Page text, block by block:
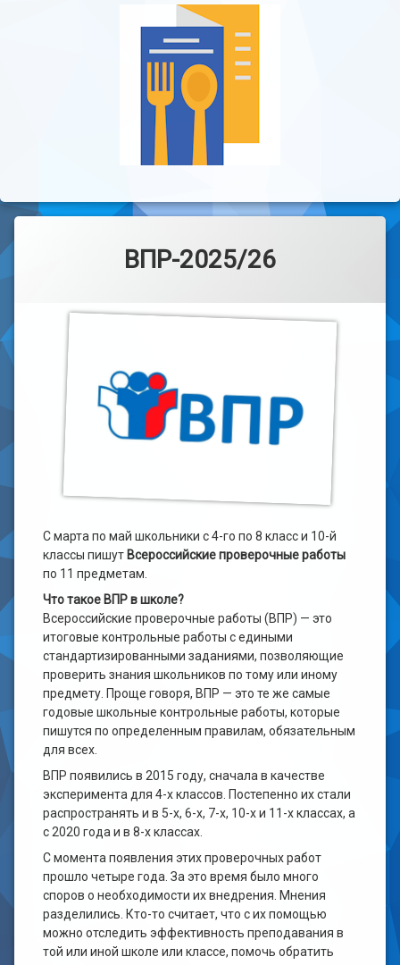
ВПР-2025/26
С марта по май школьники с 4-го по 8 класс и 10-й
классы пишут Всероссийские проверочные работы
по 11 предметам.
Что такое ВПР в школе?
Всероссийские проверочные работы (ВПР) — это
итоговые контрольные работы с едиными
стандартизированными заданиями, позволяющие
проверить знания школьников по тому или иному
предмету. Проще говоря, ВПР — это те же самые
годовые школьные контрольные работы, которые
пишутся по определенным правилам, обязательным
для всех.
ВПР появились в 2015 году, сначала в качестве
эксперимента для 4-х классов. Постепенно их стали
распространять и в 5-х, 6-х, 7-х, 10-х и 11-х классах, а
с 2020 года и в 8-х классах.
С момента появления этих проверочных работ
прошло четыре года. За это время было много
споров о необходимости их внедрения. Мнения
разделились. Кто-то считает, что с их помощью
можно отследить эффективность преподавания в
той или иной школе или классе, помочь обратить